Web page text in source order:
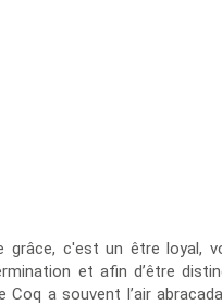
c'est un être loyal,
et afin d’être
a souvent l’air